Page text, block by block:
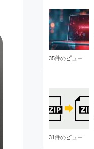
35件のビュー
31件のビュー